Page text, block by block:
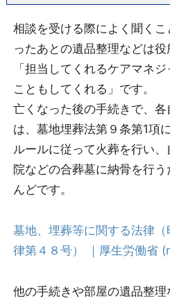
相談を受ける際によく聞く
ったあとの遺品整理などは
「担当してくれるケアマネ
こともしてくれる」です。
亡くなった後の手続きで、
は、墓地埋葬法第９条第1項
ルールに従って火葬を行い
院などの合葬墓に納骨を行
んどです。
墓地、埋葬等に関する法律
律第４８号） ｜厚生労働省
他の手続きや部屋の遺品整